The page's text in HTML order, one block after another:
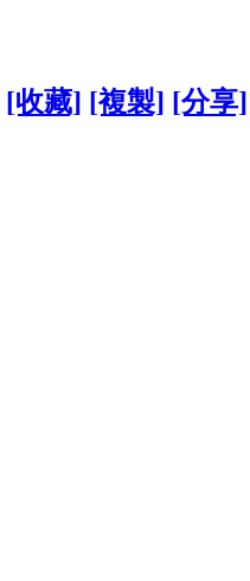
[收藏] [複製] [分享]